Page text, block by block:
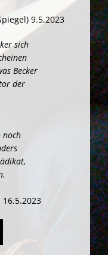
9.5.2023
sich
Becker
der
noch